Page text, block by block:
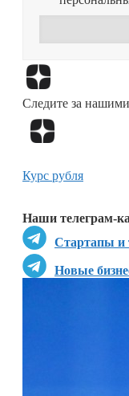
Следите за
Наши телеграм-
Стартапы и
Новые
Курс рубля